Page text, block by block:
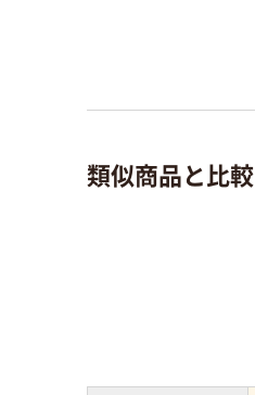
類似商品と比較